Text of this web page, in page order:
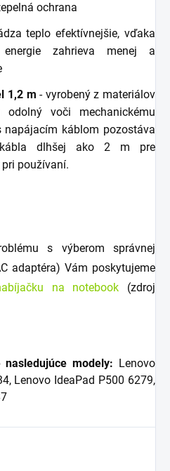
ochrana
teplo efektívnejšie, vďaka
zahrieva menej a
1,2 m - vyrobený z materiálov
voči mechanickému
napájacím káblom pozostáva
dlhšej ako 2 m pre
používaní.
s výberom správnej
adaptéra) Vám poskytujeme
na notebook (zdroj
modely: Lenovo
Lenovo IdeaPad P500 6279,